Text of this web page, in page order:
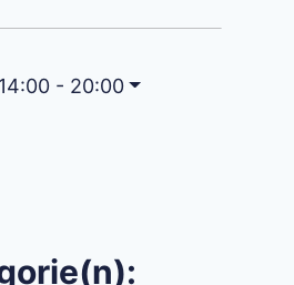
14:00 - 20:00